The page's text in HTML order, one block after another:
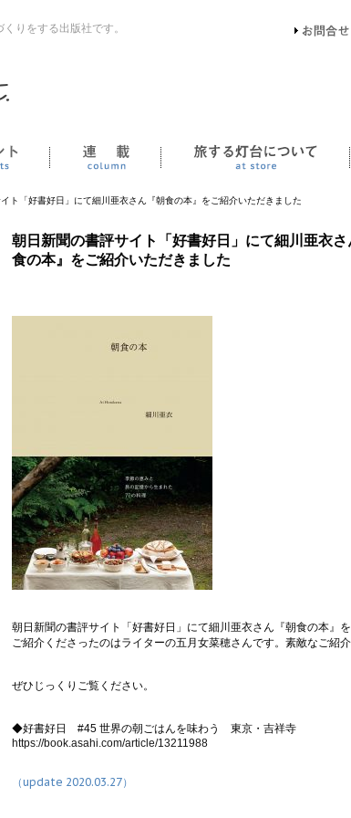
りをする出版社です。
イベント 連載
ト「好書好日」にて細川亜衣さん『朝食の本』をご紹介いただきました
朝日新聞の書評サイト「好書好日」にて細川亜衣さ
食の本』をご紹介いただきました
朝日新聞の書評サイト「好書好日」にて細川亜衣さん『朝食の本』を
ご紹介くださったのはライターの五月女菜穂さんです。素敵なご紹
ぜひじっくりご覧ください。
◆好書好日 #45 世界の朝ごはんを味わう 東京・吉祥寺
https://book.asahi.com/article/13211988
（update 2020.03.27）